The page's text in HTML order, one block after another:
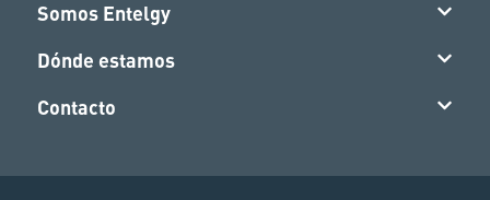
Somos Entelgy
Dónde estamos
Contacto